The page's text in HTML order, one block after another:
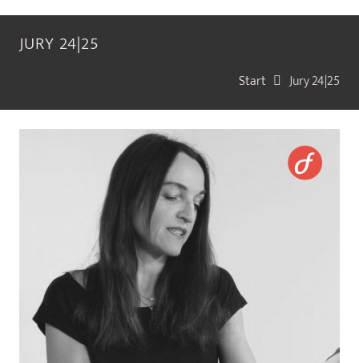
JURY 24|25
Start Jury 24|25